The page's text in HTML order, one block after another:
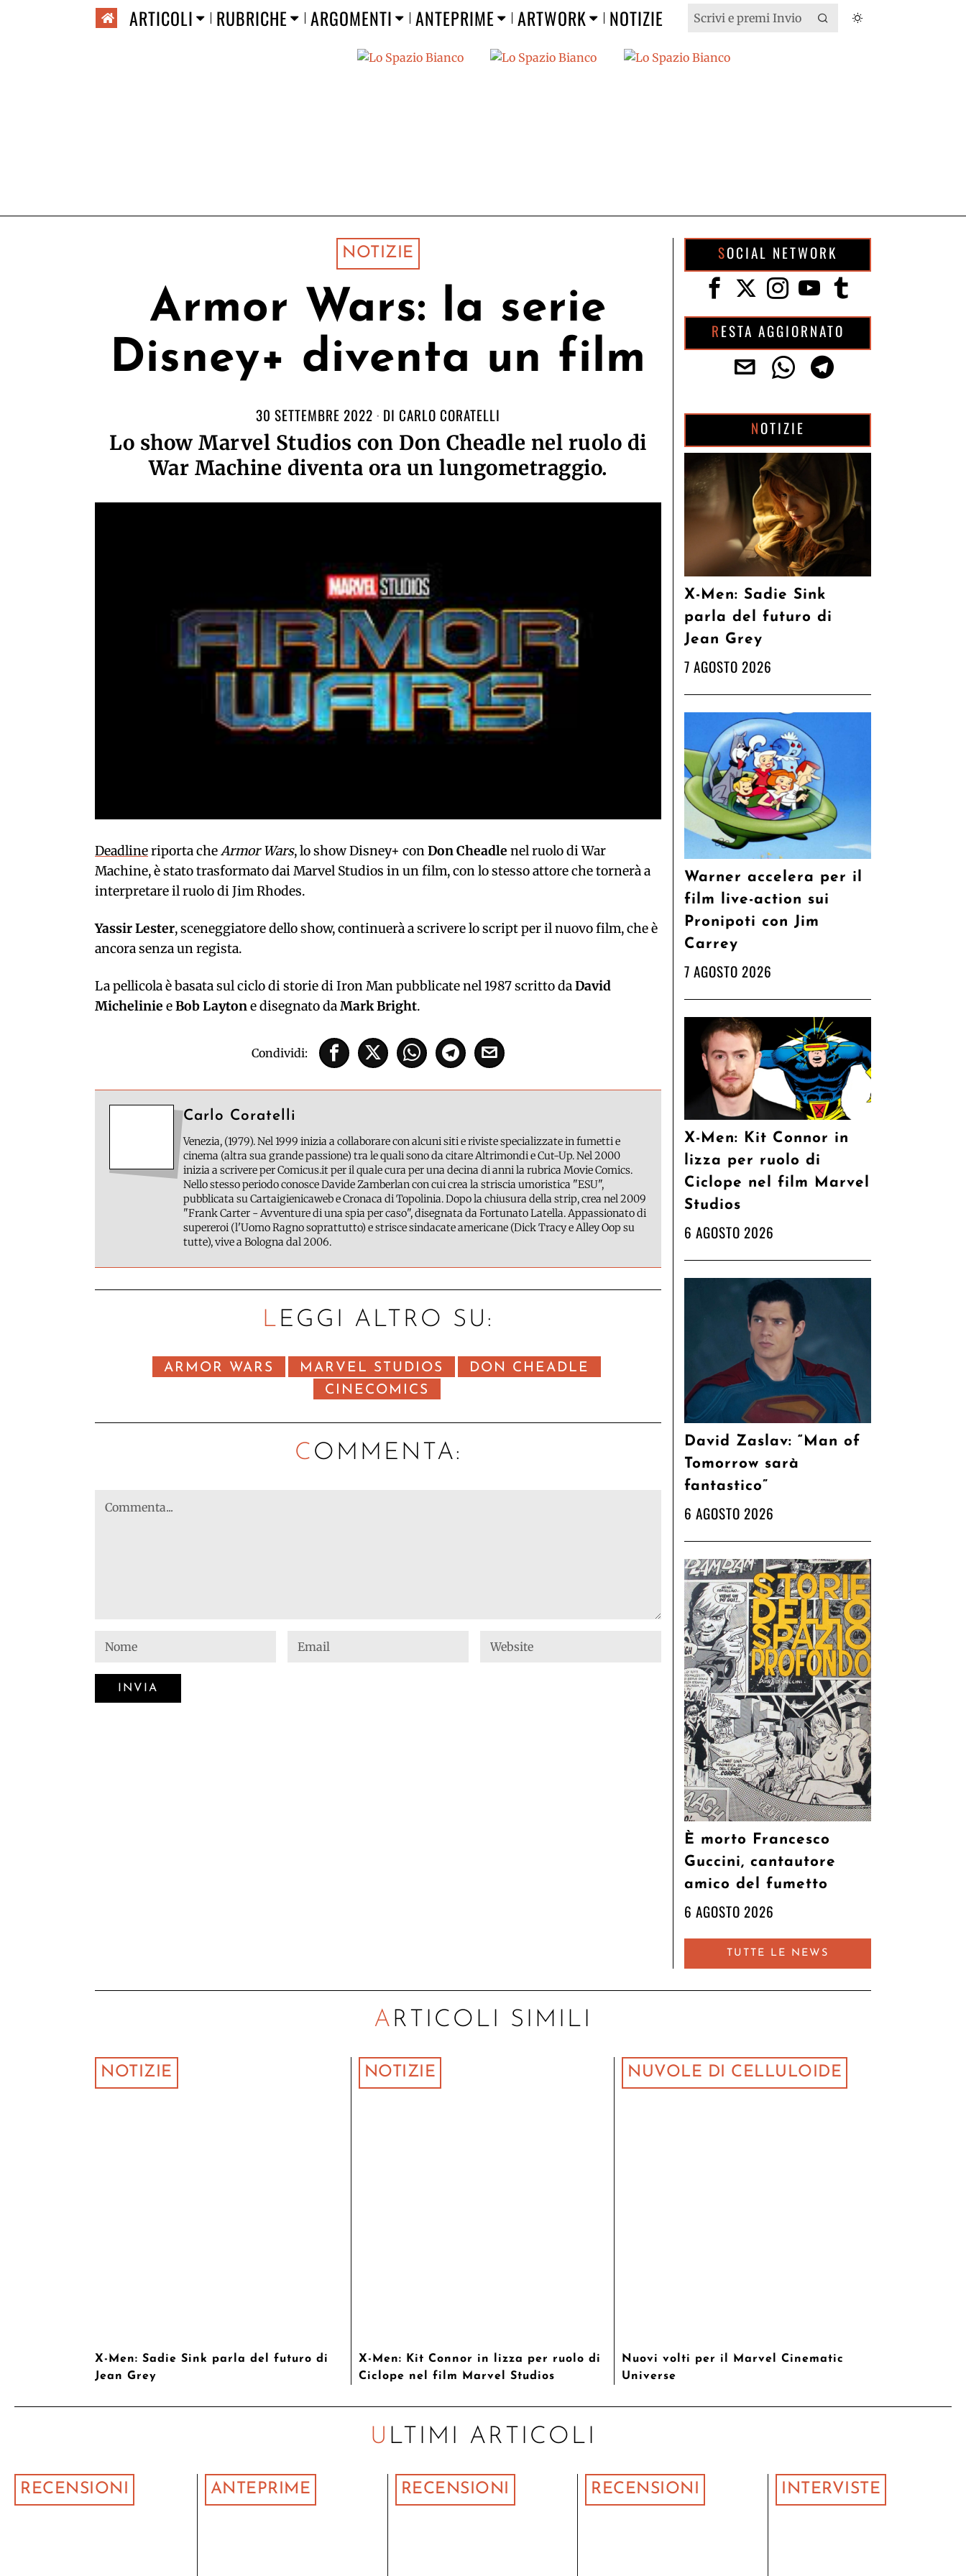
ARTICOLI RUBRICHE ARGOMENTI ANTEPRIME ARTWORK NOTIZIE
NOTIZIE
Armor Wars: la serie
Disney+ diventa un film
30 SETTEMBRE 2022 DI CARLO CORATELLI
Lo show Marvel Studios con Don Cheadle nel ruolo di
War Machine diventa ora un lungometraggio.
Deadlineriporta cheArmor Wars, lo show Disney+ conDon Cheadle nel ruolo di War
Machine, è stato trasformato dai Marvel Studios in un film, con lo stesso attore che tornerà a
interpretare il ruolo di Jim Rhodes.
Yassir Lester, sceneggiatore dello show, continuerà a scrivere lo script per il nuovo film, che è
ancora senza un regista.
La pellicola è basata sul ciclo di storie di Iron Man pubblicate nel 1987 scritto daDavid
Michelinie eBob Laytone disegnato daMark Bright.
Condividi:
Carlo Coratelli
Venezia, (1979). Nel 1999 inizia a collaborare con alcuni siti e riviste specializzate in fumetti e
cinema (altra sua grande passione) tra le quali sono da citare Altrimondi e Cut-Up. Nel 2000
inizia a scrivere per Comicus.it per il quale cura per una decina di anni la rubrica Movie Comics.
Nello stesso periodo conosce Davide Zamberlan con cui crea la striscia umoristica "ESU",
pubblicata su Cartaigienicaweb e Cronaca di Topolinia. Dopo la chiusura della strip, crea nel 2009
"Frank Carter - Avventure di una spia per caso", disegnata da Fortunato Latella. Appassionato di
supereroi (l'Uomo Ragno soprattutto) e strisce sindacate americane (Dick Tracy e Alley Oop su
tutte), vive a Bologna dal 2006.
LEGGI ALTRO SU:
ARMOR WARS MARVEL STUDIOS
DON CHEADLE
CINECOMICS
C OMMENTA:
SOCIAL NETWORK
RESTA AGGIORNATO
NOTIZIE
X-Men: Sadie Sink
parla del futuro di
Jean Grey
7 AGOSTO 2026
Warner accelera per il
film live-action sui
Pronipoti con Jim
Carrey
7 AGOSTO 2026
X-Men: Kit Connor in
lizza per ruolo di
Ciclope nel film Marvel
Studios
6 AGOSTO 2026
David Zaslav: “Man of
Tomorrow sarà
fantastico”
6 AGOSTO 2026
È morto Francesco
Guccini, cantautore
amico del fumetto
6 AGOSTO 2026
TUTTE LE NEWS
ARTICOLI SIMILI
NOTIZIE
X-Men: Sadie Sink parla del futuro di
Jean Grey
NOTIZIE
X-Men: Kit Connor in lizza per ruolo di
Ciclope nel film Marvel Studios
NUVOLE DI CELLULOIDE
Nuovi volti per il Marvel Cinematic
Universe
ULTIMI ARTICOLI
RECENSIONI ANTEPRIME RECENSIONI RECENSIONI INTERVISTE